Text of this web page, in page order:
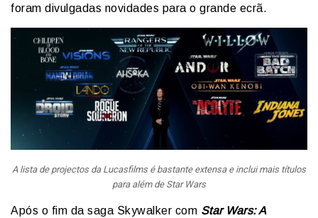
foram divulgadas novidades para o grande ecrã.
A lista de projectos da Lucasfilms é bastante extensa e inclui mais títulos
para além de Star Wars
Após o fim da saga Skywalker com Star Wars: A